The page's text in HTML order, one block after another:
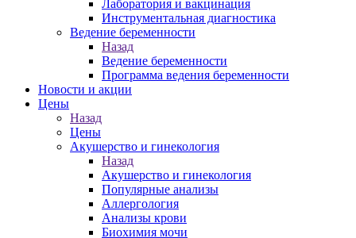
Лаборатория и вакцинация
Инструментальная диагностика
Ведение беременности
Назад
Ведение беременности
Программа ведения беременности
Новости и акции
Цены
Назад
Цены
Акушерство и гинекология
Назад
Акушерство и гинекология
Популярные анализы
Аллергология
Анализы крови
Биохимия мочи